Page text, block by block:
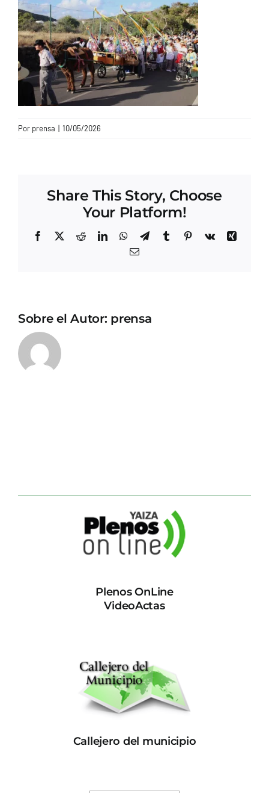
CONTACTO
Por prensa | 10/05/2026
Share This Story, Choose
Your Platform!
Facebook
X RedditLinkedInWhatsApp
TelegramTumblrPinterest
Vk
Xing
Correo
Sobre el Autor: prensa
Plenos OnLine
VideoActas
Callejero del municipio